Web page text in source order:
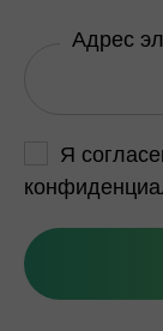
Адрес
Я